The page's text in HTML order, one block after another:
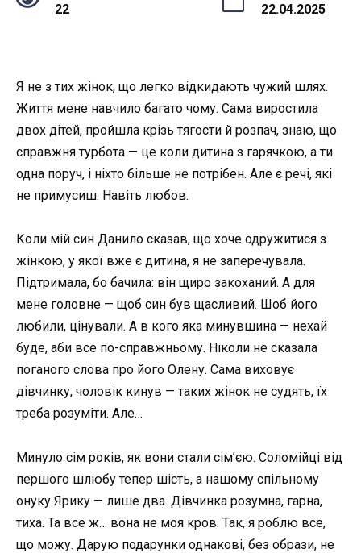
22 22.04.2025
Я не з тих жінок, що легко відкидають чужий шлях.
Життя мене навчило багато чому. Сама виростила
двох дітей, пройшла крізь тягости й розпач, знаю, що
справжня турбота — це коли дитина з гарячкою, а ти
одна поруч, і ніхто більше не потрібен. Але є речі, які
не примусиш. Навіть любов.
Коли мій син Данило сказав, що хоче одружитися з
жінкою, у якої вже є дитина, я не заперечувала.
Підтримала, бо бачила: він щиро закоханий. А для
мене головне — щоб син був щасливий. Шоб його
любили, цінували. А в кого яка минувшина — нехай
буде, аби все по-справжньому. Ніколи не сказала
поганого слова про його Олену. Сама виховує
дівчинку, чоловік кинув — таких жінок не судять, їх
треба розуміти. Але…
Минуло сім років, як вони стали сім’єю. Соломійці від
першого шлюбу тепер шість, а нашому спільному
онуку Ярику — лише два. Дівчинка розумна, гарна,
тиха. Та все ж… вона не моя кров. Так, я роблю все,
що можу. Дарую подарунки однакові, без образи, не